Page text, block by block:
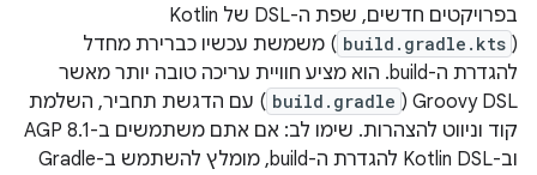
(
build.gradle.kts ) משמשת עכשיו כברירת מחדל
להגדרת ה-build. הוא מציע חוויית עריכה טובה יותר מאשר
Groovy DSL‏ (
build.gradle ) עם הדגשת תחביר, השלמת
קוד וניווט להצהרות. שימו לב: אם אתם משתמשים ב-AGP 8.1
וב-Kotlin DSL להגדרת ה-build, מומלץ להשתמש ב-Gradle